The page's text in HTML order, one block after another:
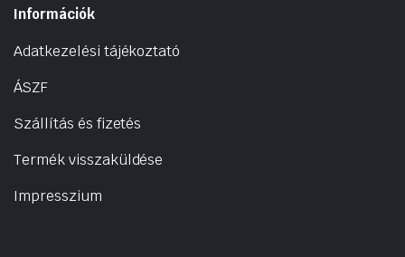
Információk
Adatkezelési tájékoztató
ÁSZF
Szállítás és fizetés
Termék visszaküldése
Impresszium